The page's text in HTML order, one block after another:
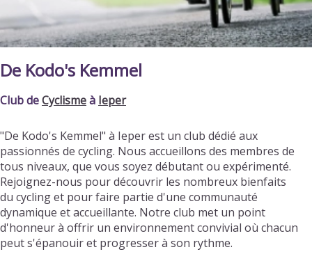
De Kodo's Kemmel
Club deCyclismeà Ieper
"De Kodo's Kemmel" à Ieper est un club dédié aux
passionnés de cycling. Nous accueillons des membres de
tous niveaux, que vous soyez débutant ou expérimenté.
Rejoignez-nous pour découvrir les nombreux bienfaits
du cycling et pour faire partie d'une communauté
dynamique et accueillante. Notre club met un point
d'honneur à offrir un environnement convivial où chacun
peut s'épanouir et progresser à son rythme.